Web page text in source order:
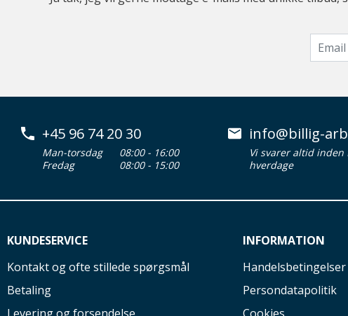
+45 96 74 20 30
Man-torsdag
08:00 - 16:00
Fredag
08:00 - 15:00
info@billig-
Vi svarer altid
hverdage
KUNDESERVICE
Kontakt og ofte stillede spørgsmål
Betaling
Levering og forsendelse
INFORMATION
Handelsbetingelser
Persondatapolitik
Cookies